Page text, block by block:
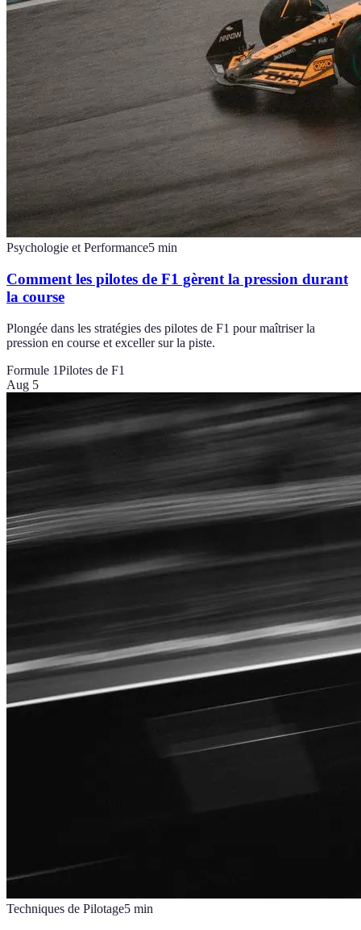
Psychologie et Performance5 min
Comment les pilotes de F1 gèrent la pression durant
la course
Plongée dans les stratégies des pilotes de F1 pour maîtriser la
pression en course et exceller sur la piste.
Formule 1Pilotes de F1
Aug 5
Techniques de Pilotage5 min